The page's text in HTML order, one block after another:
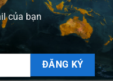
của bạn